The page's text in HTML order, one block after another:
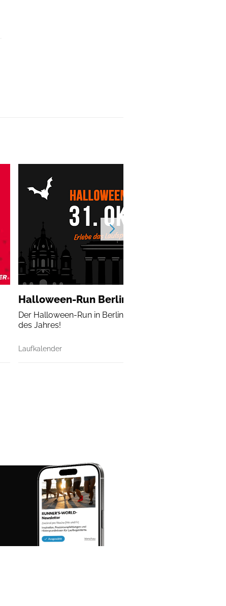
Halloween-Run Berlin
Der Halloween-Run in Berlin ist das gruseligste
des Jahres!
Laufkalender